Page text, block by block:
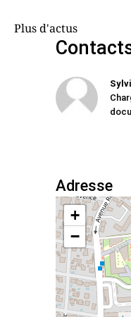
Adresse
+
−
Plus d'actus